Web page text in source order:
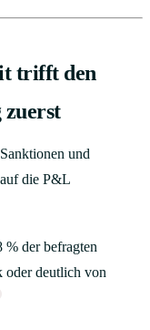
trifft den
und
die P&L
der befragten
oder deutlich von